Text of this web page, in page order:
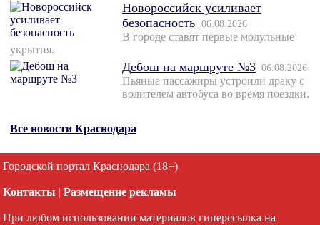
Новороссийск усиливает
безопасность 06.08.2026
В городе ставят первые модульные
укрытия.
Дебош на маршруте №3 06.08.2026
Пьяные пассажиры устроили драку с
водителем автобуса во время поездки.
Все новости Краснодара
Городской портал Краснодара (18+)
Контакты | Размещение рекламы
При любом использовании материалов гиперссылка на